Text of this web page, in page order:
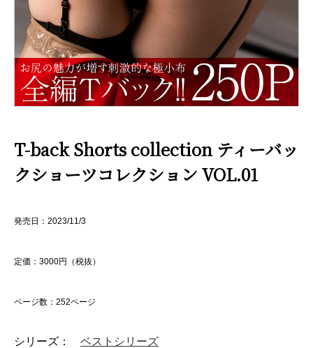
T-back Shorts collection ティーバッ
クショーツコレクション VOL.01
発売日：2023/11/3
定価：3000円（税抜）
ページ数：252ページ
シリーズ： ベストシリーズ